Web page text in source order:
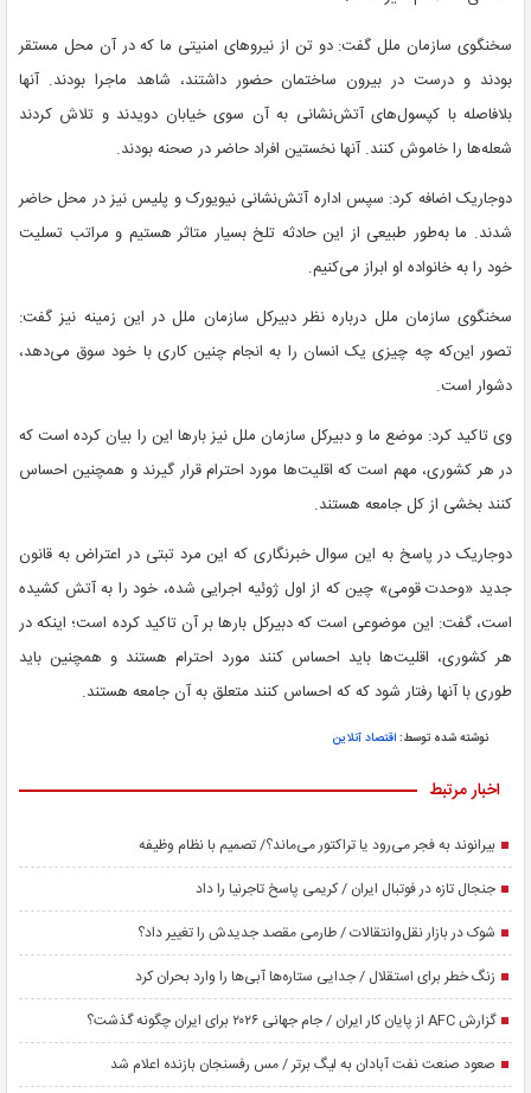
سخنگوی سازمان ملل گفت: دو تن از نیرو‌های امنیتی ما که در آن محل مستقر
بودند و درست در بیرون ساختمان حضور داشتند، شاهد ماجرا بودند. آنها
بلافاصله با کپسول‌های آتش‌نشانی به آن سوی خیابان دویدند و تلاش کردند
شعله‌ها را خاموش کنند. آنها نخستین افراد حاضر در صحنه بودند.
دوجاریک اضافه کرد: سپس اداره آتش‌نشانی نیویورک و پلیس نیز در محل حاضر
شدند. ما به‌طور طبیعی از این حادثه تلخ بسیار متاثر هستیم و مراتب تسلیت
خود را به خانواده او ابراز می‌کنیم.
سخنگوی سازمان ملل درباره نظر دبیرکل سازمان ملل در این زمینه نیز گفت:
تصور این‌که چه چیزی یک انسان را به انجام چنین کاری با خود سوق می‌دهد،
دشوار است.
وی تاکید کرد: موضع ما و دبیرکل سازمان ملل نیز بار‌ها این را بیان کرده است که
در هر کشوری، مهم است که اقلیت‌ها مورد احترام قرار گیرند و همچنین احساس
کنند بخشی از کل جامعه هستند.
دوجاریک در پاسخ به این سوال خبرنگاری که این مرد تبتی در اعتراض به قانون
جدید «وحدت قومی» چین که از اول ژوئیه اجرایی شده، خود را به آتش کشیده
است، گفت: این موضوعی است که دبیرکل بار‌ها بر آن تاکید کرده است؛ اینکه در
هر کشوری، اقلیت‌ها باید احساس کنند مورد احترام هستند و همچنین باید
طوری با آنها رفتار شود که که احساس کنند متعلق به آن جامعه هستند.
نوشته شده توسط:اقتصاد آنلاین
اخبار مرتبط
بیرانوند به فجر می‌رود یا تراکتور می‌ماند؟/ تصمیم با نظام وظیفه
جنجال تازه در فوتبال ایران / کریمی پاسخ تاجرنیا را داد
شوک در بازار نقل‌وانتقالات / طارمی مقصد جدیدش را تغییر داد؟
زنگ خطر برای استقلال / جدایی ستاره‌ها آبی‌ها را وارد بحران کرد
گزارش AFC از پایان کار ایران / جام جهانی ۲۰۲۶ برای ایران چگونه گذشت؟
صعود صنعت نفت آبادان به لیگ برتر / مس رفسنجان بازنده اعلام شد